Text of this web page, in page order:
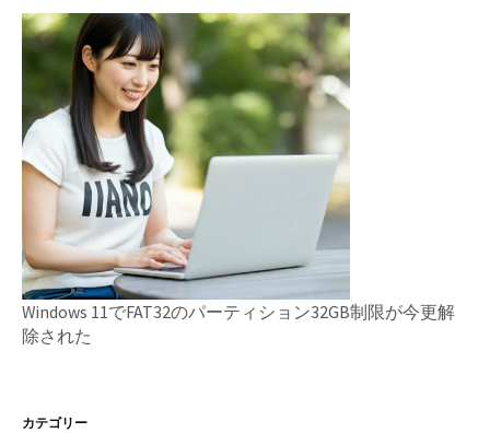
Windows 11でFAT32のパーティション32GB制限が今更解
除された
カテゴリー